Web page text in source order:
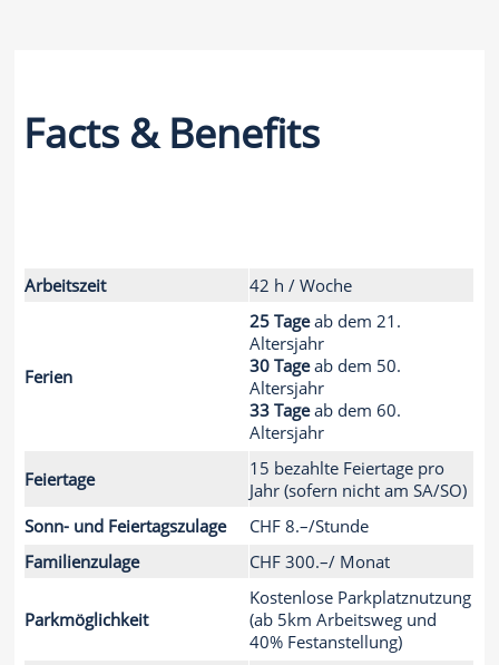
Facts & Benefits
Arbeitszeit 42 h / Woche
Ferien
25 Tageab dem 21.
Altersjahr
30 Tageab dem 50.
Altersjahr
33 Tageab dem 60.
Altersjahr
Feiertage
15 bezahlte Feiertage pro
Jahr (sofern nicht am SA/SO)
Sonn- und Feiertagszulage
CHF 8.–/Stunde
Familienzulage
CHF 300.–/ Monat
Parkmöglichkeit
Kostenlose Parkplatznutzung
(ab 5km Arbeitsweg und
40% Festanstellung)